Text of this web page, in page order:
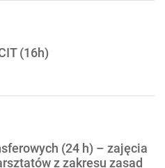
(16h)
(24 h) – zajęcia
z zakresu zasad